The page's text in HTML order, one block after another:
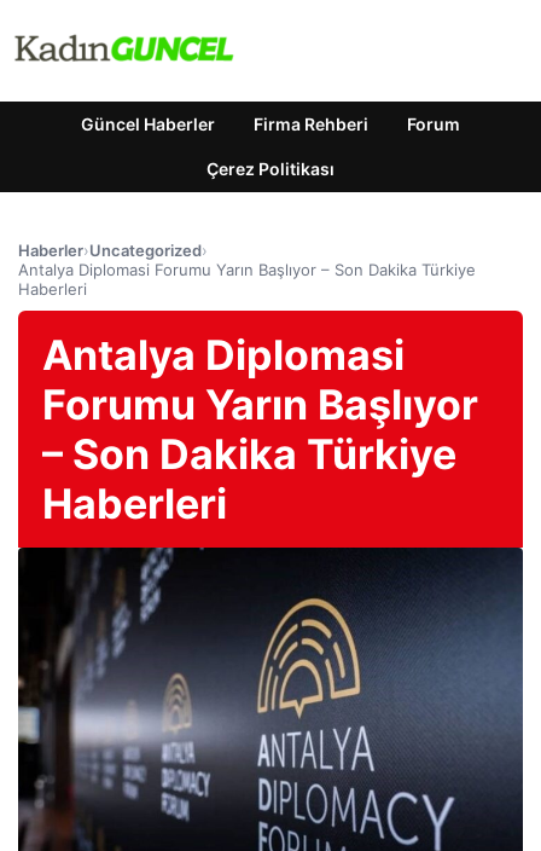
Güncel Haberler Firma Rehberi Forum
Çerez Politikası
Haberler›Uncategorized›
Antalya Diplomasi Forumu Yarın Başlıyor – Son Dakika Türkiye
Haberleri
Antalya Diplomasi
Forumu Yarın Başlıyor
– Son Dakika Türkiye
Haberleri